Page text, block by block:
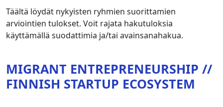
Täältä löydät nykyisten ryhmien suorittamien
arviointien tulokset. Voit rajata hakutuloksia
käyttämällä suodattimia ja/tai avainsanahakua.
MIGRANT ENTREPRENEURSHIP //
FINNISH STARTUP ECOSYSTEM